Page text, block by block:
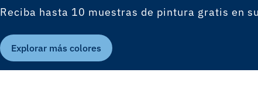
Reciba hasta 10 muestras de pintura gratis en
Explorar más colores